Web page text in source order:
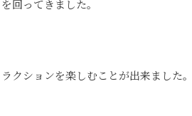
回ってきました。
クションを楽しむことが出来ました。